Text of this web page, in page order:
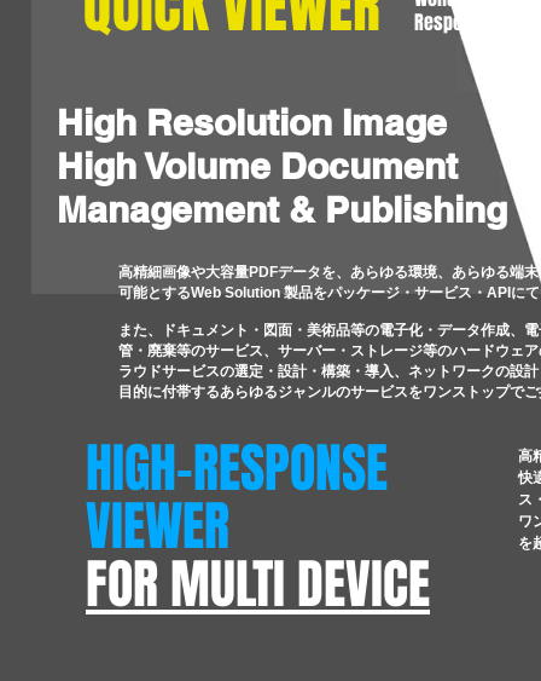
High Resolution Image
High Volume Document
Management & Publishing
Respons !
高精細画像や大容量PDFデータを、あらゆる環境、あらゆる端
可能とするWeb Solution 製品をパッケージ・サービス・APIに
また、ドキュメント・図面・美術品等の電子化・データ作成、
管・廃棄等のサービス、サーバー・ストレージ等のハードウェ
ラウドサービスの選定・設計・構築・導入、ネットワークの設
目的に付帯するあらゆるジャンルのサービスをワンストップで
HIGH-RESPONSE
VIEWER
FOR MULTI DEVICE
高
快
ス
ワ
を